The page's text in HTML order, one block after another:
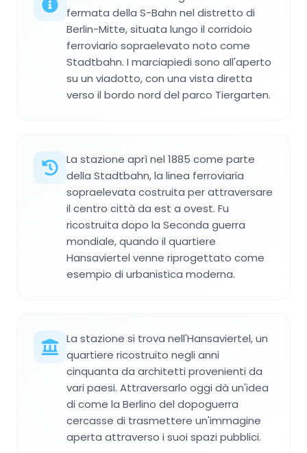
fermata della S-Bahn nel distretto di
Berlin-Mitte, situata lungo il corridoio
ferroviario sopraelevato noto come
Stadtbahn. I marciapiedi sono all'aperto
su un viadotto, con una vista diretta
verso il bordo nord del parco Tiergarten.
La stazione aprì nel 1885 come parte
della Stadtbahn, la linea ferroviaria
sopraelevata costruita per attraversare
il centro città da est a ovest. Fu
ricostruita dopo la Seconda guerra
mondiale, quando il quartiere
Hansaviertel venne riprogettato come
esempio di urbanistica moderna.
La stazione si trova nell'Hansaviertel, un
quartiere ricostruito negli anni
cinquanta da architetti provenienti da
vari paesi. Attraversarlo oggi dà un'idea
di come la Berlino del dopoguerra
cercasse di trasmettere un'immagine
aperta attraverso i suoi spazi pubblici.